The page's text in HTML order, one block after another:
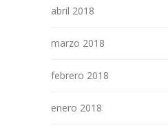
abril 2018
marzo 2018
febrero 2018
enero 2018